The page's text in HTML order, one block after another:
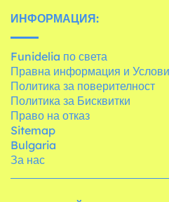
ИНФОРМАЦИЯ:
Funidelia по света
Правна информация и
Политика за поверителност
Политика за Бисквитки
Право на отказ
Sitemap
Bulgaria
За нас